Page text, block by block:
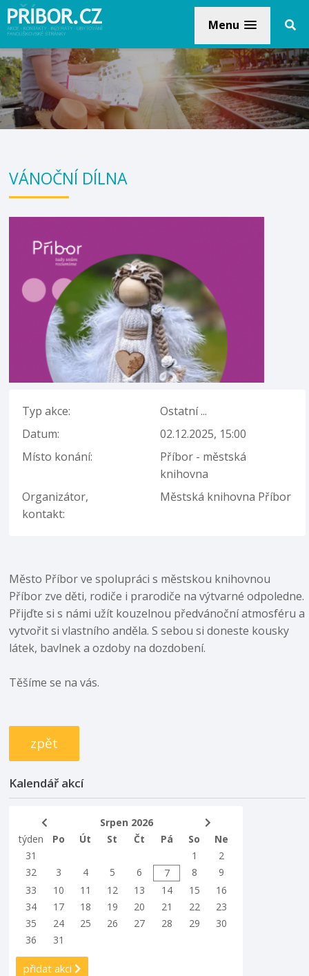
Menu
VÁNOČNÍ DÍLNA
Typ akce:
Ostatní ...
Datum:
02.12.2025, 15:00
Místo konání:
Příbor - městská
knihovna
Organizátor,
kontakt:
Městská knihovna Příbor
Město Příbor ve spolupráci s městskou knihovnou
Příbor zve děti, rodiče i prarodiče na výtvarné odpoledne.
Přijďte si s námi užít kouzelnou předvánoční atmosféru a
vytvořit si vlastního anděla. S sebou si doneste kousky
látek, bavlnek a ozdoby na dozdobení.
Těšíme se na vás.
zpět
Kalendář akcí
Srpen 2026
týden
Po Út St Čt Pá So
Ne
31
1
2
32
3 4 5 6 7 8
9
33
10 11 12 13 14 15
16
34
17 18 19 20 21 22
23
35
24 25 26 27 28 29
30
36
31
přidat akci